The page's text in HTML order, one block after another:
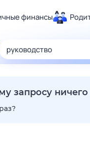
финансы
запросу